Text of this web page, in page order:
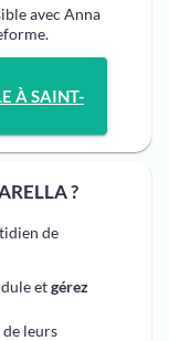
avec Anna
À SAINT-
?
de
etgérez
de leurs